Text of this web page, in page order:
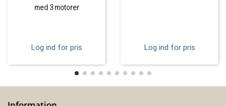
med 3 motorer
Log ind for pris Log ind for pris